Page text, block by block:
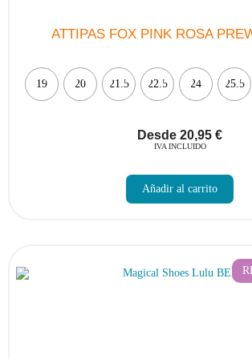
ATTIPAS FOX PINK ROSA
19 20 21.5 22.5 24 25.5
Desde 20,95 €
IVA INCLUIDO
Añadir al carrito
se